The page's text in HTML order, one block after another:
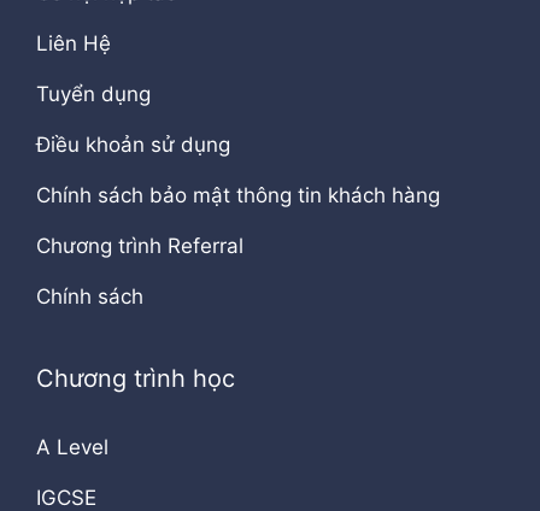
Liên Hệ
Tuyển dụng
Điều khoản sử dụng
Chính sách bảo mật thông tin khách hàng
Chương trình Referral
Chính sách
Chương trình học
A Level
IGCSE